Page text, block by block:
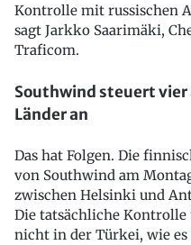
Kontrolle mit russischen
sagt Jarkko Saarimäki,
Traficom.
Southwind steuert vier
Länder an
Das hat Folgen. Die
von Southwind am
zwischen Helsinki und
Die tatsächliche Kontrolle
nicht in der Türkei, wie es